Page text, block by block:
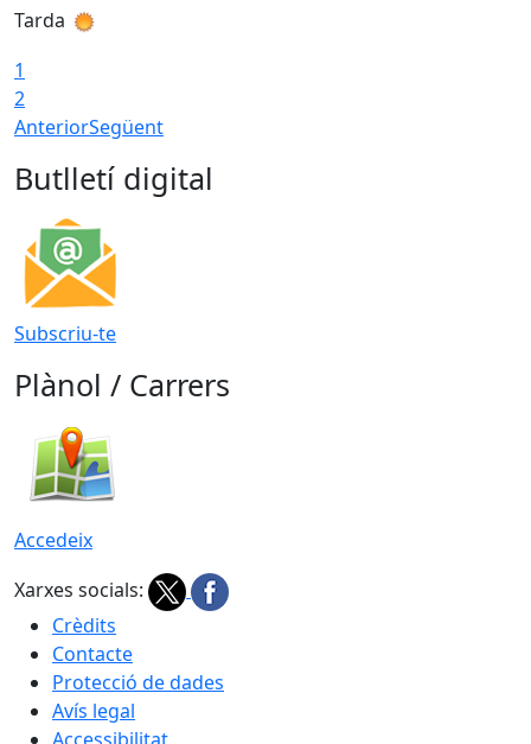
Tarda
1
2
AnteriorSegüent
Butlletí digital
Subscriu-te
Plànol / Carrers
Accedeix
Xarxes socials:
Crèdits
Contacte
Protecció de dades
Avís legal